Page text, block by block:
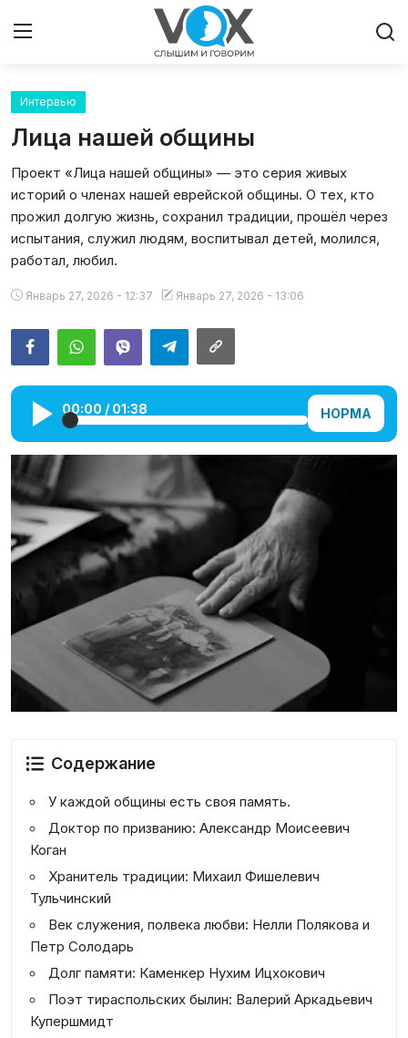
Главная
Община
Милосердие
Культура
Иудаизм
Архивы
Галерея
Календарь
Места и организации
Интервью
Лица нашей общины
Проект «Лица нашей общины» — это серия живых
историй о членах нашей еврейской общины. О тех, кто
прожил долгую жизнь, сохранил традиции, прошёл через
испытания, служил людям, воспитывал детей, молился,
работал, любил.
Январь 27, 2026 - 12:37 Январь 27, 2026 - 13:06
00:00 / 01:38 НОРМА
Содержание
У каждой общины есть своя память.
Доктор по призванию: Александр Моисеевич
Коган
Хранитель традиции: Михаил Фишелевич
Тульчинский
Век служения, полвека любви: Нелли Полякова и
Петр Солодарь
Долг памяти: Каменкер Нухим Ицхокович
Поэт тираспольских былин: Валерий Аркадьевич
Купершмидт